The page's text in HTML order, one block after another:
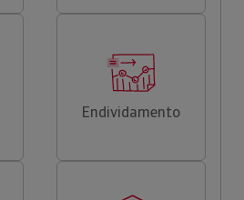
Endividamento